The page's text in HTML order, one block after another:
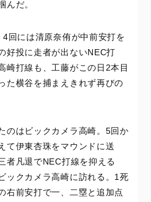
んだ。
回には清原奈侑が中前安打を
好投に走者が出ないNEC打
崎打線も、工藤がこの日2本目
た横谷を捕まえきれず再びの
のはビックカメラ高崎。5回か
て伊東杏珠をマウンドに送
者凡退でNEC打線を抑える
ックカメラ高崎に訪れる。1死
右前安打で一、二塁と追加点